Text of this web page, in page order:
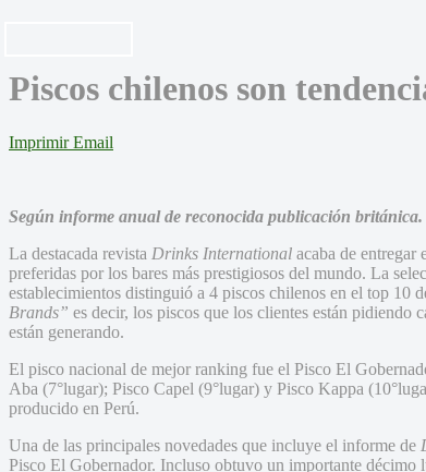
Piscos chilenos son
Imprimir Email
Según informe anual de reconocida publicación británica.
La destacada revista Drinks International acaba de entregar
preferidas por los bares más prestigiosos del mundo. La
establecimientos distinguió a 4 piscos chilenos en el top 10
Brands” es decir, los piscos que los clientes están pidiendo
están generando.
El pisco nacional de mejor ranking fue el Pisco El
Aba (7°lugar); Pisco Capel (9°lugar) y Pisco Kappa
producido en Perú.
Una de las principales novedades que incluye el informe de
Pisco El Gobernador. Incluso obtuvo un importante décimo